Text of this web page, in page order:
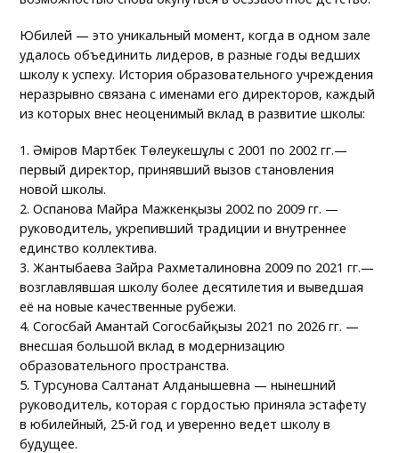
Юбилей — это уникальный момент, когда в одном зале
удалось объединить лидеров, в разные годы ведших
школу к успеху. История образовательного учреждения
неразрывно связана с именами его директоров, каждый
из которых внес неоценимый вклад в развитие школы:
1. Әміров Мартбек Төлеукешұлы с 2001 по 2002 гг.—
первый директор, принявший вызов становления
новой школы.
2. Оспанова Майра Мажкенқызы 2002 по 2009 гг. —
руководитель, укрепивший традиции и внутреннее
единство коллектива.
3. Жантыбаева Зайра Рахметалиновна 2009 по 2021 гг.—
возглавлявшая школу более десятилетия и выведшая
её на новые качественные рубежи.
4. Согосбай Амантай Согосбайқызы 2021 по 2026 гг. —
внесшая большой вклад в модернизацию
образовательного пространства.
5. Турсунова Салтанат Алданышевна — нынешний
руководитель, которая с гордостью приняла эстафету
в юбилейный, 25-й год и уверенно ведет школу в
будущее.